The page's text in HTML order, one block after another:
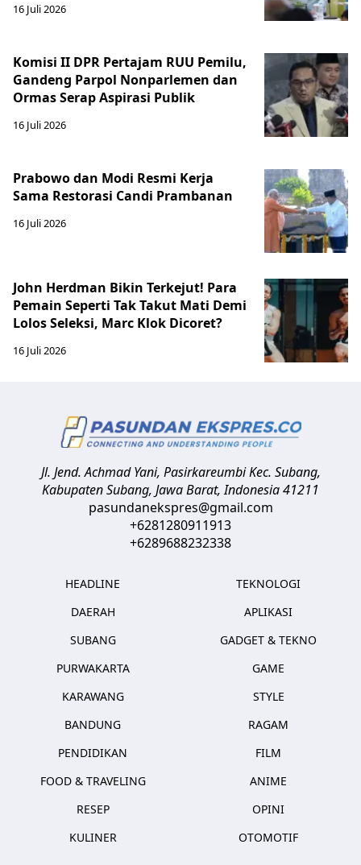
16 Juli 2026
Komisi II DPR Pertajam RUU Pemilu,
Gandeng Parpol Nonparlemen dan
Ormas Serap Aspirasi Publik
16 Juli 2026
Prabowo dan Modi Resmi Kerja
Sama Restorasi Candi Prambanan
16 Juli 2026
John Herdman Bikin Terkejut! Para
Pemain Seperti Tak Takut Mati Demi
Lolos Seleksi, Marc Klok Dicoret?
16 Juli 2026
Jl. Jend. Achmad Yani, Pasirkareumbi Kec. Subang,
Kabupaten Subang, Jawa Barat,Indonesia41211
pasundanekspres@gmail.com
+6281280911913
+6289688232338
HEADLINE
DAERAH
SUBANG
PURWAKARTA
KARAWANG
BANDUNG
PENDIDIKAN
FOOD & TRAVELING
RESEP
KULINER
TEKNOLOGI
APLIKASI
GADGET & TEKNO
GAME
STYLE
RAGAM
FILM
ANIME
OPINI
OTOMOTIF